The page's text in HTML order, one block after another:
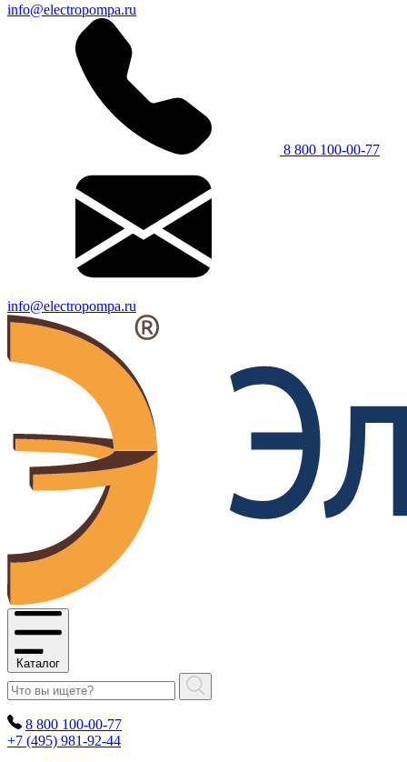
info@electropompa.ru
8 800 100-00-77
info@electropompa.ru
Каталог
8 800 100-00-77
+7 (495) 981-92-44